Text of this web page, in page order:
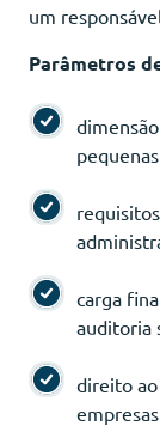
um
Parâmetros
carga
auditoria
direito